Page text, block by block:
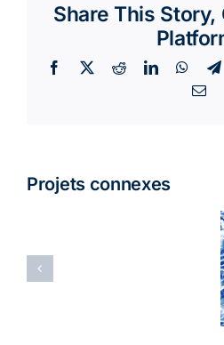
Share This Story,
Facebook
X RedditLinkedIn
Projets connexes